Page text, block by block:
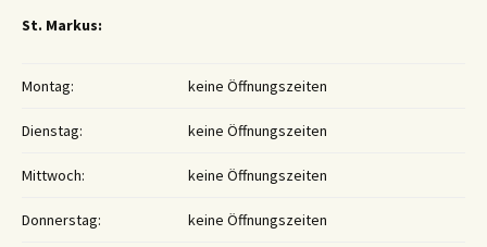
St. Markus:
Montag: keine Öffnungszeiten
Dienstag: keine Öffnungszeiten
Mittwoch: keine Öffnungszeiten
Donnerstag: keine Öffnungszeiten